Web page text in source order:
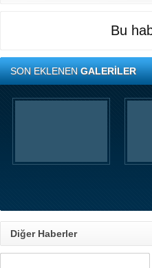
Bu
SON EKLENENGALERİLER
Diğer Haberler